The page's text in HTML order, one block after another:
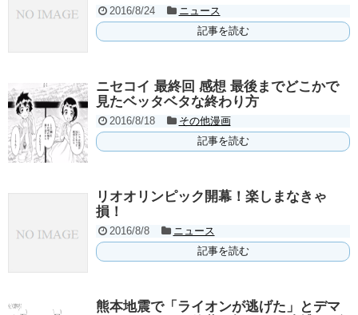
2016/8/24
ニュース
記事を読む
ニセコイ 最終回 感想 最後までどこかで
見たベッタベタな終わり方
2016/8/18
その他漫画
記事を読む
リオオリンピック開幕！楽しまなきゃ
損！
2016/8/8
ニュース
記事を読む
熊本地震で「ライオンが逃げた」とデマ